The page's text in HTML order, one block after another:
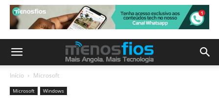
Início Microsoft
Microsoft Windows